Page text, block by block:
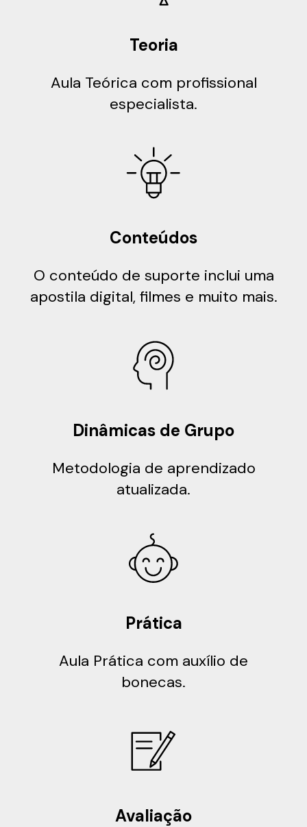
Teoria
Aula Teórica com profissional
especialista.
Conteúdos
O conteúdo de suporte inclui uma
apostila digital, filmes e muito mais.
Dinâmicas de Grupo
Metodologia de aprendizado
atualizada.
Prática
Aula Prática com auxílio de
bonecas.
Avaliação